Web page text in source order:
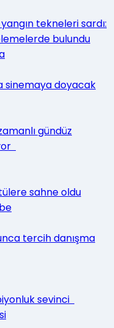
tekneleri sardı:
bulundu
sinemaya doyacak
gündüz
sahne oldu
tercih danışma
sevinci